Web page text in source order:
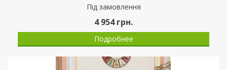
Пiд замовлення
4 954грн.
Подробнее